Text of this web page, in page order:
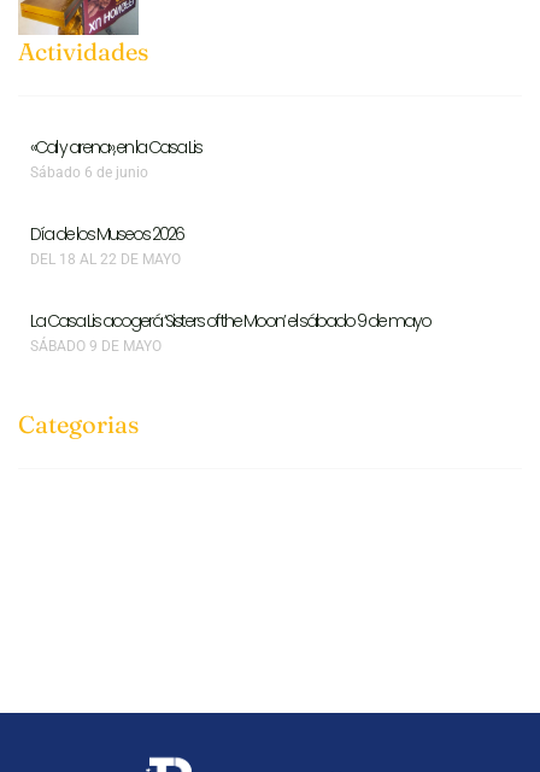
Actividades
«Cal y arena», en la Casa Lis
Sábado 6 de junio
Día de los Museos 2026
DEL 18 AL 22 DE MAYO
La Casa Lis acogerá ‘Sisters of the Moon’ el sábado 9 de mayo
SÁBADO 9 DE MAYO
Categorias